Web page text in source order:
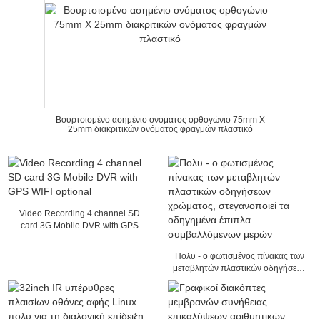
Βουρτσισμένο ασημένιο ονόματος ορθογώνιο 75mm X
25mm διακριτικών ονόματος φραγμών πλαστικό
Video Recording 4 channel SD
card 3G Mobile DVR with GPS
Πολυ - ο φωτισμένος πίνακας των
μεταβλητών πλαστικών οδηγήσεων
οδηγημένα έπιπλα συμβαλλόμενων
μερών